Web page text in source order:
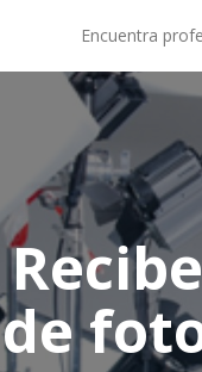
Encuentra
de